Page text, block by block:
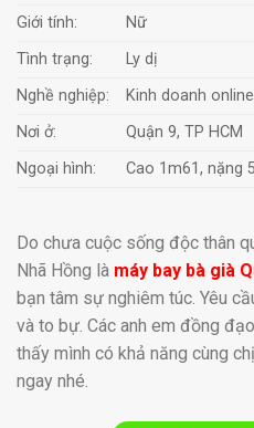
Giới tính:
Nữ
Tình trạng:
Ly dị
Nghề nghiệp:
Kinh doanh online
Nơi ở:
Quận 9, TP HCM
Ngoại hình:
Cao 1m61, nặng
Do chưa cuộc sống độc thân
Nhã Hồng là máy bay bà già
bạn tâm sự nghiêm túc. Yêu
và to bự. Các anh em đồng
thấy mình có khả năng cùng
ngay nhé.